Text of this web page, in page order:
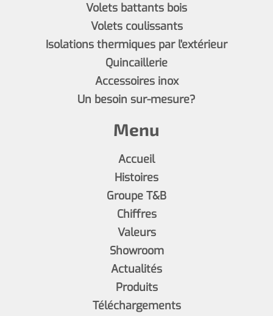
Volets battants bois
Volets coulissants
Isolations thermiques par l'extérieur
Quincaillerie
Accessoires inox
Un besoin sur-mesure?
Menu
Accueil
Histoires
Groupe T&B
Chiffres
Valeurs
Showroom
Actualités
Produits
Téléchargements